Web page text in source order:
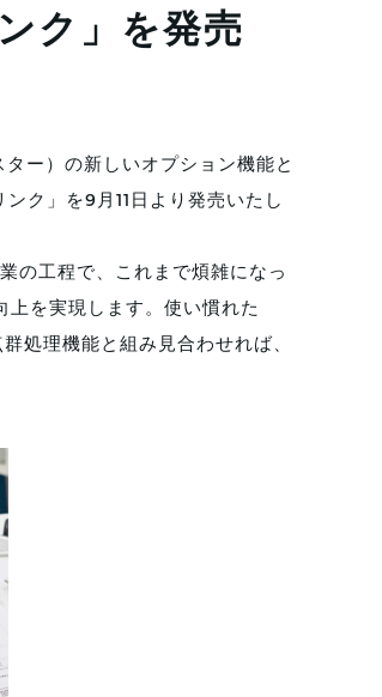
ク」を発売
ー）の新しいオプション機能と
ク」を9月11日より発売いたし
の工程で、これまで煩雑になっ
を実現します。使い慣れた
処理機能と組み見合わせれば、